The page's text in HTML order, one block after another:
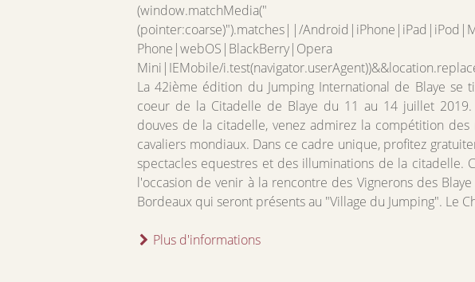
(window.matchMedia("
(pointer:coarse)").matches||/
Phone|webOS|BlackBerry|Opera
Mini|IEMobile/
La 42ième édition du Jumping International de Blaye se
coeur de la Citadelle de Blaye du 11 au 14 juillet 2019.
douves de la citadelle, venez admirez la compétition des
cavaliers mondiaux. Dans ce cadre unique, profitez
spectacles equestres et des illuminations de la citadelle.
l'occasion de venir à la rencontre des Vignerons des
Bordeaux qui seront présents au "Village du Jumping". Le
Plus d'informations